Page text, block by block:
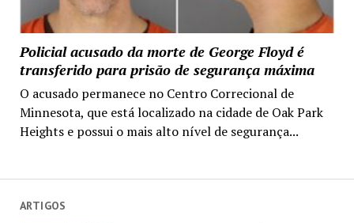
Policial acusado da morte de George Floyd é
transferido para prisão de segurança máxima
O acusado permanece no Centro Correcional de
Minnesota, que está localizado na cidade de Oak Park
Heights e possui o mais alto nível de segurança...
ARTIGOS